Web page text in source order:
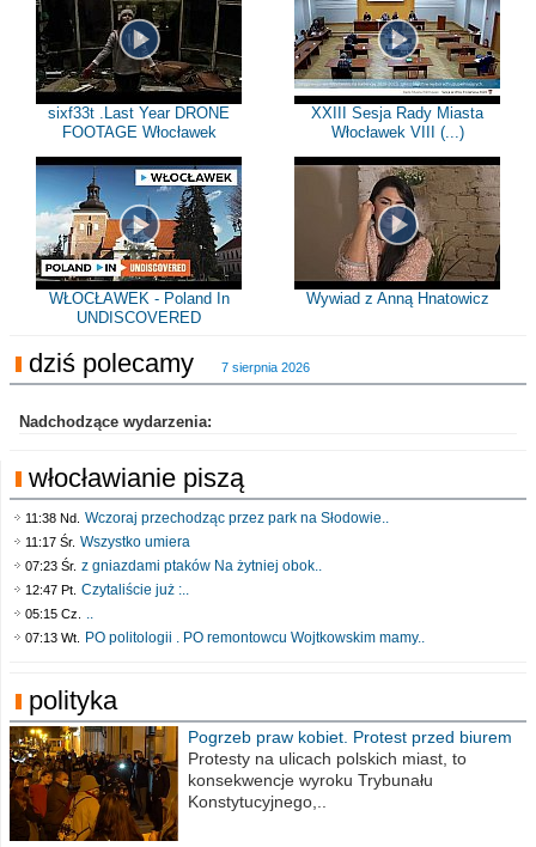
sixf33t .Last Year DRONE
FOOTAGE Włocławek
XXIII Sesja Rady Miasta
Włocławek VIII (...)
WŁOCŁAWEK - Poland In
UNDISCOVERED
Wywiad z Anną Hnatowicz
dziś polecamy 7 sierpnia 2026
Nadchodzące wydarzenia:
włocławianie piszą
11:38 Nd. Wczoraj przechodząc przez park na Słodowie..
11:17 Śr. Wszystko umiera
07:23 Śr. z gniazdami ptaków Na żytniej obok..
12:47 Pt. Czytaliście już :..
05:15 Cz. ..
07:13 Wt. PO politologii . PO remontowcu Wojtkowskim mamy..
polityka
Pogrzeb praw kobiet. Protest przed biurem
poselskim PiS
Protesty na ulicach polskich miast, to
konsekwencje wyroku Trybunału
Konstytucyjnego,..